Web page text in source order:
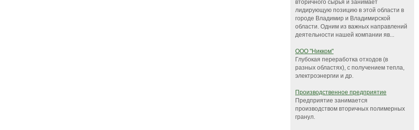
вторичного сырья и занимает
лидирующую позицию в этой области в
городе Владимир и Владимирской
области. Одним из важных направлений
деятельности нашей компании яв...
ООО "Никком"
Глубокая переработка отходов (в
разных областях), с получением тепла,
электроэнергии и др.
Производственное предприятие
Предприятие занимается
производством вторичных полимерных
гранул.